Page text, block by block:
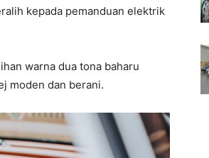
kepada pemanduan elektrik
warna dua tona baharu
moden dan berani.